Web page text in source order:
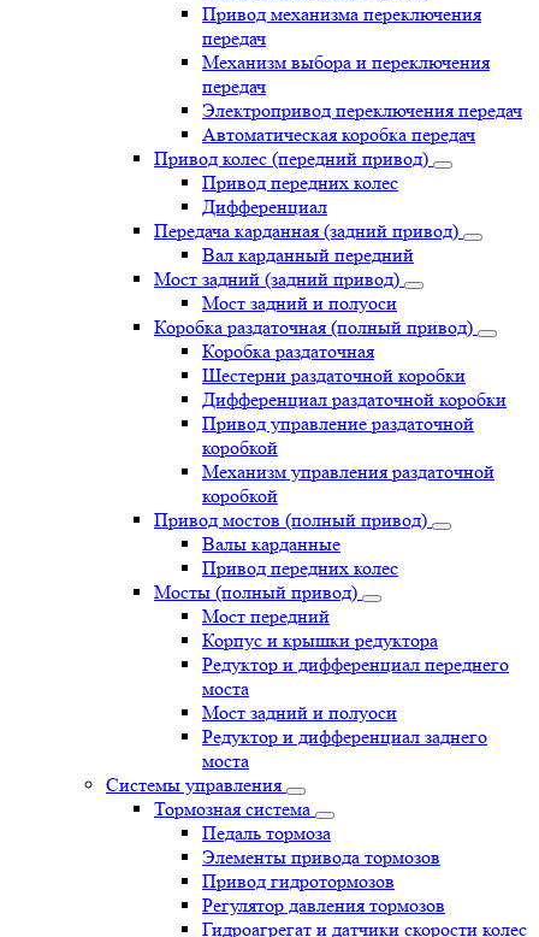
Привод механизма переключения
передач
Механизм выбора и переключения
передач
Электропривод переключения передач
Автоматическая коробка передач
Привод колес (передний привод)
Привод передних колес
Дифференциал
Передача карданная (задний привод)
Вал карданный передний
Мост задний (задний привод)
Мост задний и полуоси
Коробка раздаточная (полный привод)
Коробка раздаточная
Шестерни раздаточной коробки
Дифференциал раздаточной коробки
Привод управление раздаточной
коробкой
Механизм управления раздаточной
коробкой
Привод мостов (полный привод)
Валы карданные
Привод передних колес
Мосты (полный привод)
Мост передний
Корпус и крышки редуктора
Редуктор и дифференциал переднего
моста
Мост задний и полуоси
Редуктор и дифференциал заднего
моста
Системы управления
Тормозная система
Педаль тормоза
Элементы привода тормозов
Привод гидротормозов
Регулятор давления тормозов
Гидроагрегат и датчики скорости колес